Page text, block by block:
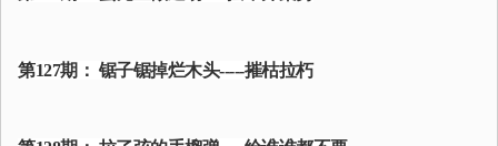
第127期： 锯子锯掉烂木头-----摧枯拉朽